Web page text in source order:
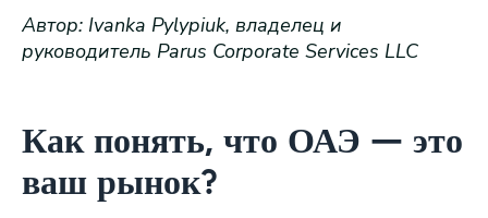
Автор: Ivanka Pylypiuk, владелец и
руководитель Parus Corporate Services LLC
Как понять, что ОАЭ — это
ваш рынок?